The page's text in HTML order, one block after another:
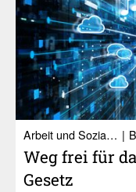
Ar­beit und So­zia­les
Weg frei für
Gesetz